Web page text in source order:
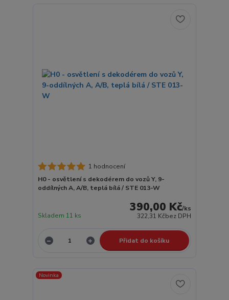
1 hodnocení
H0 - osvětlení s dekodérem do vozů Y, 9-
oddílných A, A/B, teplá bílá / STE 013-W
390,00 Kč/ks
322,31 Kčbez DPH
Skladem 11 ks
Přidat do košíku
Novinka